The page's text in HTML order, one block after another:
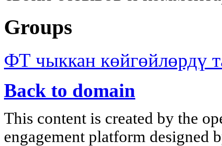
Groups
ФТ чыккан көйгөйлөрдү
Back to domain
This content is created by the
engagement platform designed